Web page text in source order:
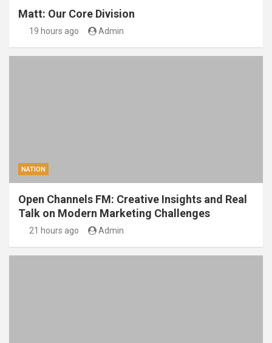
Matt: Our Core Division
19 hours ago Admin
NATION
Open Channels FM: Creative Insights and Real
Talk on Modern Marketing Challenges
21 hours ago Admin